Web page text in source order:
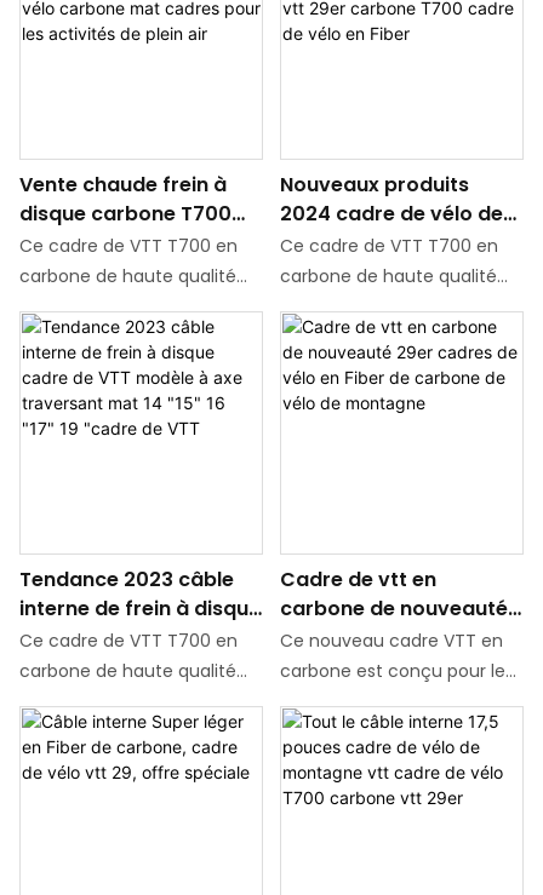
pédalier BB92. Disponible en
vététistes sérieux à la
recherche de performances
optimales.
fibre de carbone T700 de
pouces est compatible
avec les freins à disque et
une finition mate élégante
Vente chaude frein à
disque carbone T700
VTT cadre câble interne
vtt 29er vélo carbone
activités de plein air
Ce cadre de VTT T700 en
carbone de haute qualité
est conçu pour les
amateurs d'activités de
plein air, offrant une
durabilité et des
performances
élégante, ce cadre de vélo
29 pouces améliorera à
coup sûr votre expérience
de conduite sur n'importe
quel terrain.
Nouveaux produits
2024 cadre de vélo de
frein à disque VTT câble
interne mat vtt 29er
vélo en Fiber
Ce cadre de VTT T700 en
carbone de haute qualité
est conçu pour les
amateurs d'activités de
plein air, offrant une
durabilité et des
élégante, ce cadre de vélo
29 pouces améliorera à
coup sûr votre expérience
de conduite sur n'importe
quel terrain.
Tendance 2023 câble
interne de frein à disque
cadre de VTT modèle à
axe traversant mat 14
VTT
Ce cadre de VTT T700 en
carbone de haute qualité
est conçu pour les
amateurs d'activités de
plein air, offrant une
Cadre de vtt en
carbone de nouveauté
29er cadres de vélo en
Fiber de carbone de
Ce nouveau cadre VTT en
carbone est conçu pour les
vélos de montagne de 29
pouces, fabriqué à partir de
fibre de carbone de haute
qualité pour une conduite